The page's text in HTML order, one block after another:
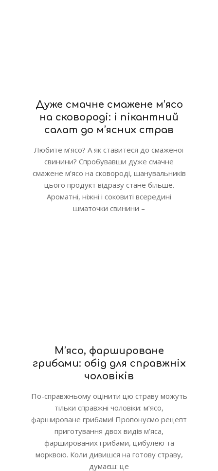
Дуже смачне смажене м’ясо
на сковороді: і пікантний
салат до м’ясних страв
Любите м’ясо? А як ставитеся до смаженої
свинини? Спробувавши дуже смачне
смажене м’ясо на сковороді, шанувальників
цього продукт відразу стане більше.
Ароматні, ніжні і соковиті всередині
шматочки свинини –
М’ясо, фаршироване
грибами: обід для справжніх
чоловіків
По-справжньому оцінити цю страву можуть
тільки справжні чоловіки: м’ясо,
фаршироване грибами! Пропонуємо рецепт
приготування двох видів м’яса,
фаршированих грибами, цибулею та
морквою. Коли дивишся на готову страву,
думаєш: це